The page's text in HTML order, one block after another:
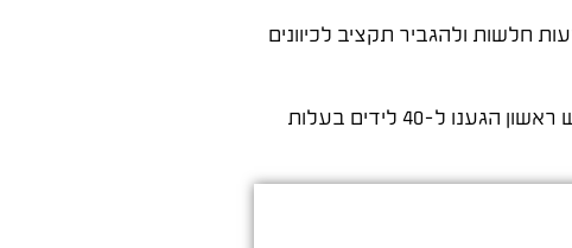
חלשות ולהגביר תקציב לכיוונים
כשעבדתי עם חברת שירותי אינסטלציה, בנינו קמפיין ממוקד על ביטויים כמו "אינסטלטור דחוף" ו"פיצוץ צינור". תוך חודש ראשון הגענו ל-40 לידים בעלות